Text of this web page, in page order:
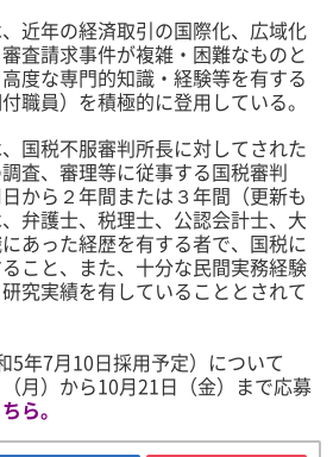
近年の経済取引の国際化、広域化
査請求事件が複雑・困難なものと
度な専門的知識・経験等を有する
職員）を積極的に登用している。
国税不服審判所長に対してされた
査、審理等に従事する国税審判
から２年間または３年間（更新も
弁護士、税理士、公認会計士、大
あった経歴を有する者で、国税に
こと、また、十分な民間実務経験
究実績を有していることとされて
5年7月10日採用予定）について
月）から10月21日（金）まで応募
ら。